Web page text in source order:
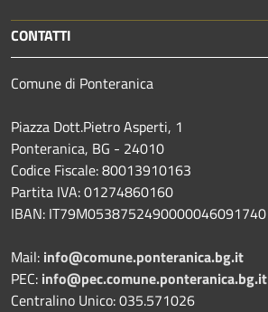
CONTATTI
Comune di Ponteranica
Piazza Dott.Pietro Asperti, 1
Ponteranica, BG - 24010
Codice Fiscale: 80013910163
Partita IVA: 01274860160
IBAN: IT79M0538752490000046091740
Mail: info@comune.ponteranica.bg.it
PEC: info@pec.comune.ponteranica.bg.it
Centralino Unico: 035.571026